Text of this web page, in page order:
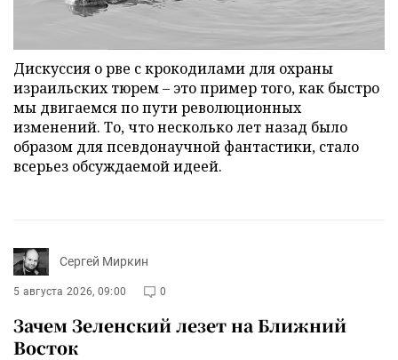
Дискуссия о рве с крокодилами для охраны
израильских тюрем – это пример того, как быстро
мы двигаемся по пути революционных
изменений. То, что несколько лет назад было
образом для псевдонаучной фантастики, стало
всерьез обсуждаемой идеей.
Сергей Миркин
5 августа 2026, 09:00 0
Зачем Зеленский лезет на Ближний
Восток